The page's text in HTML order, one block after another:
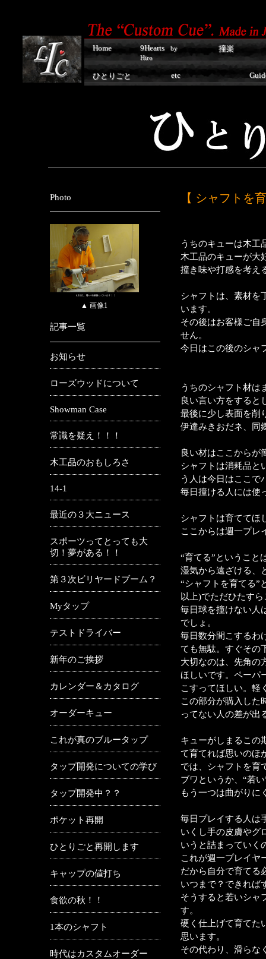
Home 9Hearts
by
Hiro
撞楽
ひとりごと etc
Photo
▲ 画像1
記事一覧
お知らせ
ローズウッドについて
Showman Case
常識を疑え！！！
木工品のおもしろさ
14-1
最近の３大ニュース
スポーツってとっても大
切！夢がある！！
第３次ビリヤードブーム？
Myタップ
テストドライバー
新年のご挨拶
カレンダー＆カタログ
オーダーキュー
これが真のブルータップ
タップ開発についての学び
タップ開発中？？
ポケット再開
ひとりごと再開します
キャップの値打ち
食欲の秋！！
1本のシャフト
時代はカスタムオーダー
【 シャフトを
うちのキューは木工
木工品のキューが大
撞き味や打感を考え
シャフトは、素材を
います。
その後はお客様ご自
せん。
今日はこの後のシャ
うちのシャフト材は
良い言い方をすると
最後に少し表面を削
伊達みきおだネ、同
良い材はここからが
シャフトは消耗品と
う人は今日はここで
毎日撞ける人には使
シャフトは育ててほ
ここからは週一プレ
“育てる”ということ
湿気から遠ざける、
“シャフトを育てる”
以上)でただひたす
毎日球を撞けない人
でしょ。
毎日数分間こするわ
ても無駄。すぐその
大切なのは、先角の
ほしいです。ペーパ
こすってほしい。軽
この部分が購入した
ってない人の差が出
キューがしまるこの
て育てれば思いのほ
では、シャフトを育
ブワというか、“若
もう一つは曲がりに
毎日プレイする人は
いくし手の皮膚やグ
いうと詰まっていく
これが週一プレイヤ
だから自分で育てる
いつまで？できれば
そうすると若いシャ
す。
硬く仕上げて育てた
思います。
その代わり、滑らな